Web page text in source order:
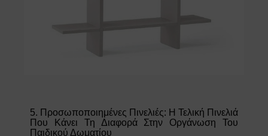
5. Προσωποποιημένες Πινελιές: Η Τελική Πινελιά
Που Κάνει Τη Διαφορά Στην Οργάνωση Του
Παιδικού Δωματίου